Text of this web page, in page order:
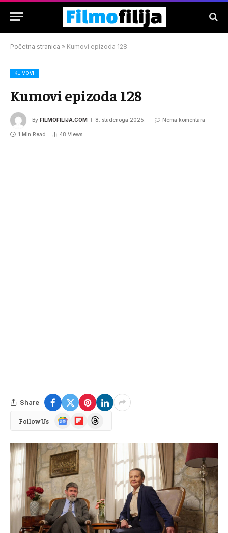
Početna stranica » Kumovi epizoda 128
KUMOVI
Kumovi epizoda 128
By FILMOFILIJA.COM 8. studenoga 2025. Nema komentara
1 Min Read 48 Views
Share
Follow Us
Google
News
FlipboardThreads